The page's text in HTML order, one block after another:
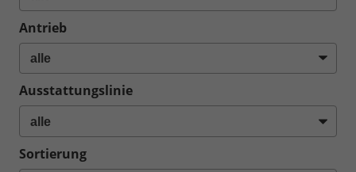
Antrieb
Ausstattungslinie
Sortierung